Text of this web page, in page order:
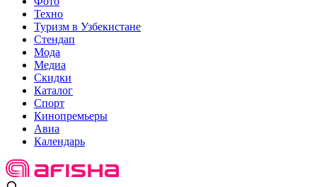
Техно
Туризм в Узбекистане
Стендап
Мода
Медиа
Скидки
Каталог
Спорт
Кинопремьеры
Авиа
Календарь